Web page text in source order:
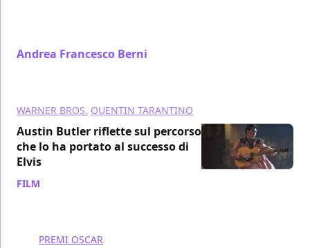
Andrea Francesco Berni
WARNER BROS. QUENTIN TARANTINO
Austin Butler riflette sul percorso
che lo ha portato al successo di
Elvis
FILM
PREMI OSCAR